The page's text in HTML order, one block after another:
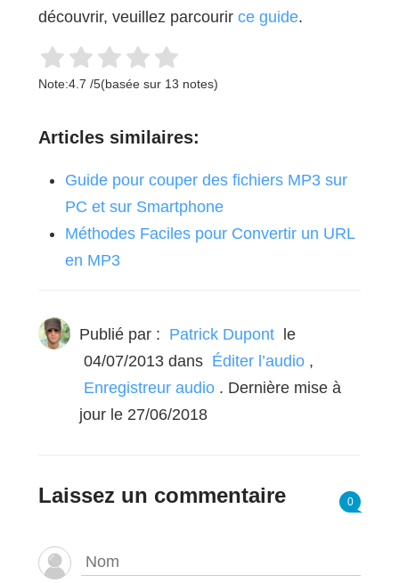
découvrir, veuillez parcourir ce guide.
Note:4.7 /5(basée sur 13 notes)
Articles similaires:
Guide pour couper des fichiers MP3 sur
PC et sur Smartphone
Méthodes Faciles pour Convertir un URL
en MP3
Publié par : Patrick Dupont
le
04/07/2013dans Éditer l’audio ,
Enregistreur audio . Dernière mise à
jour le 27/06/2018
Laissez un commentaire 0